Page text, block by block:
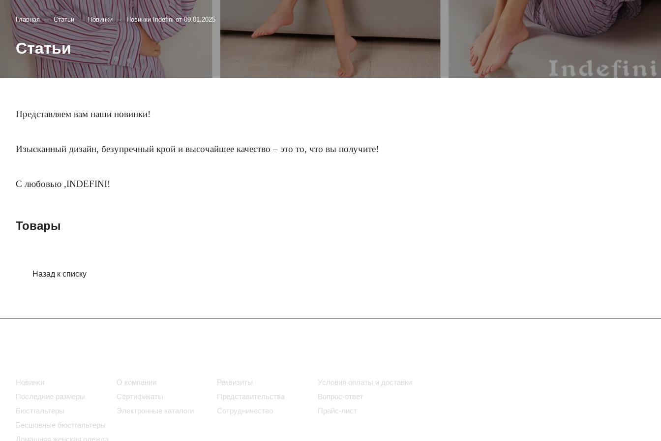
Главная – Статьи – Новинки – Новинки Indefini от 09.01.2025
Статьи
Представляем вам наши новинки!
Изысканный дизайн, безупречный крой и высочайшее качество – это то, что вы получите!
С любовью ,INDEFINI!
Товары
Назад к списку
Новинки
Последние размеры
Бюстгальтеры
Бесшовные бюстгальтеры
О компании
Сертификаты
Электронные каталоги
Реквизиты
Представительства
Сотрудничество
Условия оплаты и доставки
Вопрос-ответ
Прайс-лист